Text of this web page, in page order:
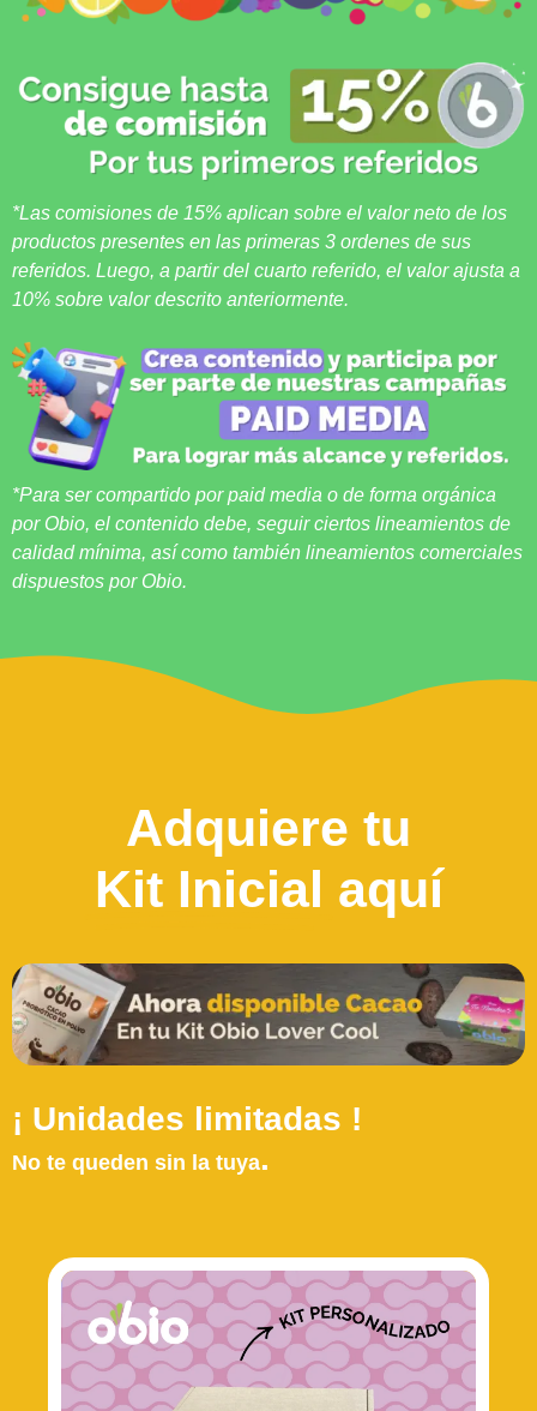
*Las comisiones de 15% aplican sobre el valor neto de los
productos presentes en las primeras 3 ordenes de sus
referidos. Luego, a partir del cuarto referido, el valor ajusta a
10% sobre valor descrito anteriormente.
*Para ser compartido por paid media o de forma orgánica
por Obio, el contenido debe, seguir ciertos lineamientos de
calidad mínima, así como también lineamientos comerciales
dispuestos por Obio.
Adquiere tu
Kit Inicial aquí
¡ Unidades limitadas !
No te queden sin la tuya.